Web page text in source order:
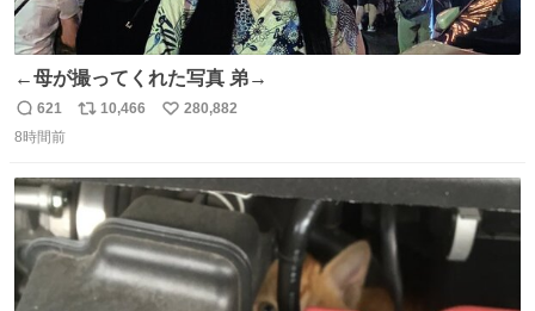
←母が撮ってくれた写真 弟→
返
信
621
リ
ト
10,466
い
数
280,882
8時間前